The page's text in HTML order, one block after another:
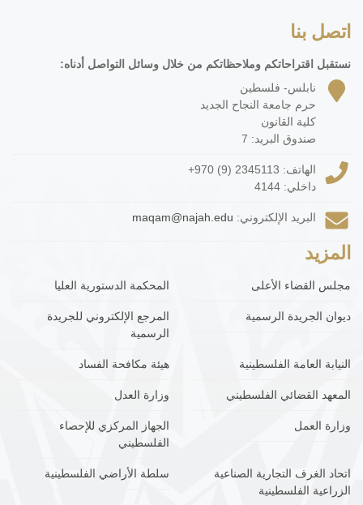
اتصل بنا
نستقبل اقتراحاتكم وملاحظاتكم من خلال وسائل التواصل أدناه:
نابلس- فلسطين
حرم جامعة النجاح الجديد
كلية القانون
صندوق البريد: 7
الهاتف: +970 (9) 2345113
داخلي: 4144
البريد الإلكتروني: maqam@najah.edu
المزيد
مجلس القضاء الأعلى المحكمة الدستورية العليا
ديوان الجريدة الرسمية
المرجع الإلكتروني للجريدة
الرسمية
النيابة العامة الفلسطينية هيئة مكافحة الفساد
المعهد القضائي الفلسطيني وزارة العدل
وزارة العمل
الجهاز المركزي للإحصاء
الفلسطيني
اتحاد الغرف التجارية الصناعية
الزراعية الفلسطينية
سلطة الأراضي الفلسطينية